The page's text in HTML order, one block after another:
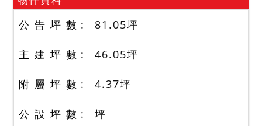
公 告 坪 數 81.05坪
主 建 坪 數 46.05坪
附 屬 坪 數 4.37坪
公 設 坪 數 坪